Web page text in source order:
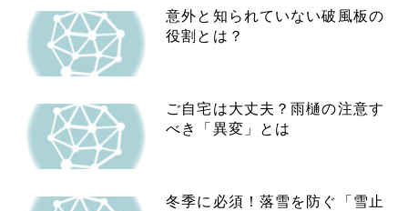
意外と知られていない破風板の
役割とは？
ご自宅は大丈夫？雨樋の注意す
べき「異変」とは
冬季に必須！落雪を防ぐ「雪止